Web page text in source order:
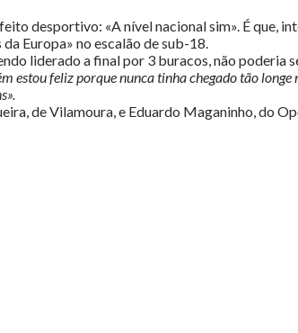
desportivo: «A nível nacional sim». É que,
Europa» no escalão de sub-18.
liderado a final por 3 buracos, não poderia
estou feliz porque nunca tinha chegado tão
de Vilamoura, e Eduardo Maganinho, do